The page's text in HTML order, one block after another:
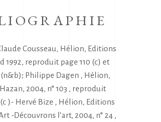
Cousseau, Hélion, Editions
1992, reproduit page 110 (c) et
(n&b); Philippe Dagen , Hélion,
2004, n° 103 , reproduit
(c )- Hervé Bize , Hélion, Editions
-Découvrons l’art, 2004, n° 24 ,